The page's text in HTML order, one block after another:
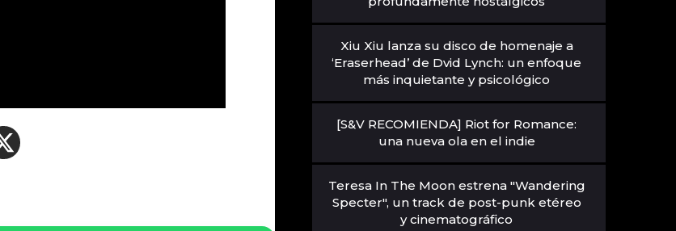
Xiu Xiu lanza su disco de homenaje a
‘Eraserhead’ de Dvid Lynch: un enfoque
más inquietante y psicológico
[S&V RECOMIENDA] Riot for Romance:
una nueva ola en el indie
Teresa In The Moon estrena "Wandering
Specter", un track de post-punk etéreo
y cinematográfico